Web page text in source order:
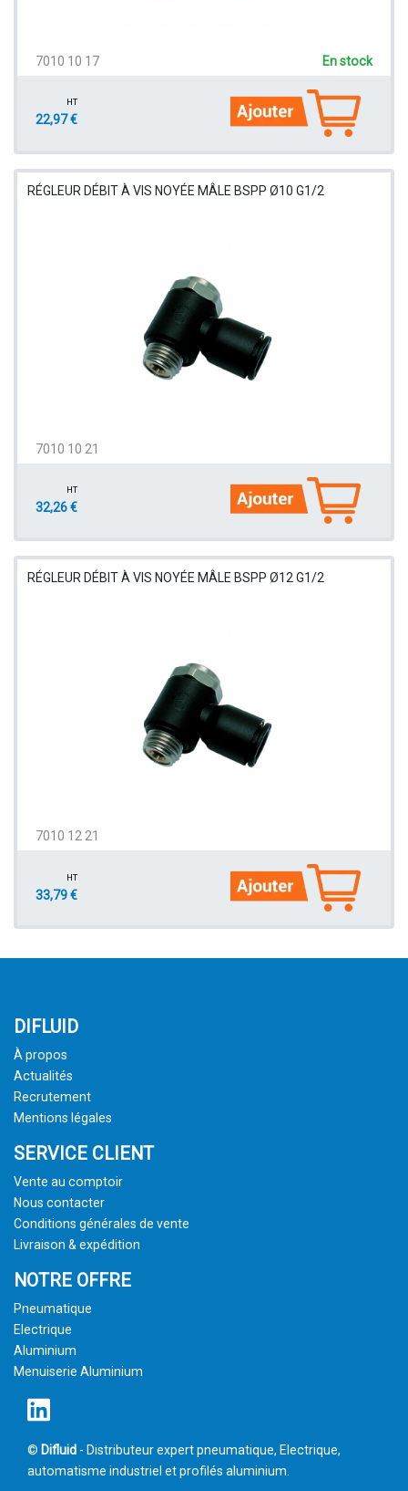
7010 10 17 En stock
HT
22,97 €
RÉGLEUR DÉBIT À VIS NOYÉE MÂLE BSPP Ø10 G1/2
7010 10 21
HT
32,26 €
RÉGLEUR DÉBIT À VIS NOYÉE MÂLE BSPP Ø12 G1/2
7010 12 21
HT
33,79 €
DIFLUID
À propos
Actualités
Recrutement
Mentions légales
SERVICE CLIENT
Vente au comptoir
Nous contacter
Conditions générales de vente
Livraison & expédition
NOTRE OFFRE
Pneumatique
Electrique
Aluminium
Menuiserie Aluminium
© Difluid - Distributeur expert pneumatique, Electrique,
automatisme industriel et profilés aluminium.